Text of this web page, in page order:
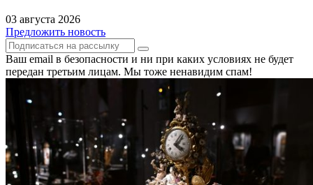
03 августа 2026
Предложить новость
Ваш email в безопасности и ни при каких условиях не будет
передан третьим лицам. Мы тоже ненавидим спам!